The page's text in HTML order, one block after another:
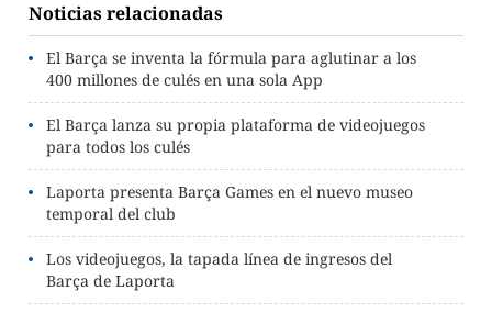
Noticias relacionadas
El Barça se inventa la fórmula para aglutinar a los
400 millones de culés en una sola App
El Barça lanza su propia plataforma de videojuegos
para todos los culés
Laporta presenta Barça Games en el nuevo museo
temporal del club
Los videojuegos, la tapada línea de ingresos del
Barça de Laporta